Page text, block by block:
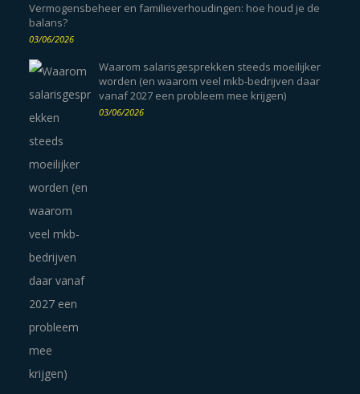
Vermogensbeheer en familieverhoudingen: hoe houd je de
balans?
03/06/2026
Waarom salarisgesprekken steeds moeilijker
worden (en waarom veel mkb-bedrijven daar
vanaf 2027 een probleem mee krijgen)
03/06/2026